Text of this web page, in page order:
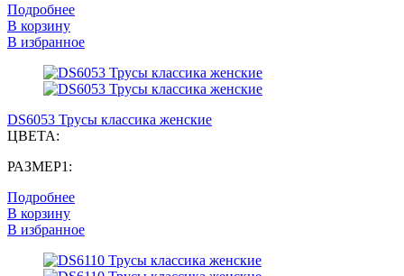
Подробнее
В корзину
В избранное
DS6053 Трусы классика женские
ЦВЕТА:
РАЗМЕР1:
Подробнее
В корзину
В избранное